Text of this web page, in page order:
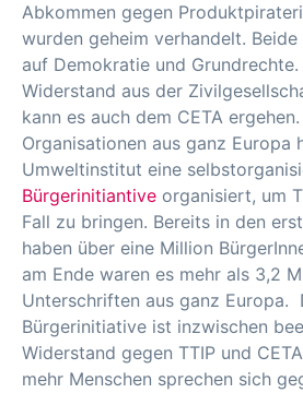
Abkommen gegen
wurden geheim verhandelt.
auf Demokratie und
Widerstand aus der
kann es auch dem CETA
Organisationen aus ganz Europa
Umweltinstitut eine
Bürgerinitiantive organisiert, um
Fall zu bringen. Bereits in den
haben über eine Million
am Ende waren es mehr als 3,2
Unterschriften aus ganz Europa.
Bürgerinitiative ist inzwischen
Widerstand gegen TTIP und
mehr Menschen sprechen sich